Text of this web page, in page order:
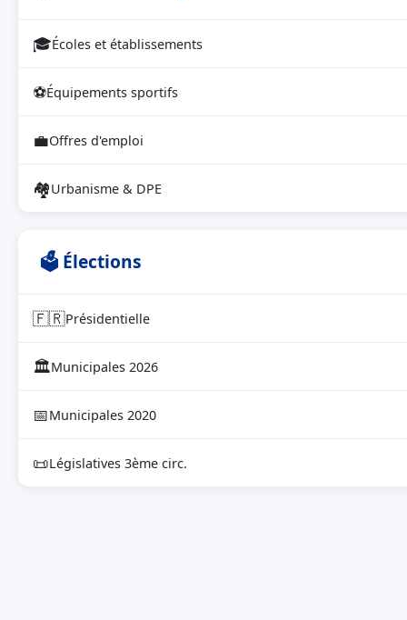
🎓Écoles et établissements
⚽Équipements sportifs
💼Offres d'emploi
🏘Urbanisme & DPE
🗳 Élections
🇫🇷Présidentielle
🏛Municipales 2026
📅Municipales 2020
📜Législatives 3ème circ.